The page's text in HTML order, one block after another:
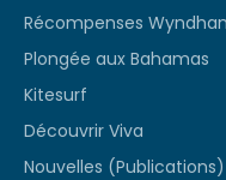
Récompenses
Plongée aux Bahamas
Kitesurf
Découvrir Viva
Nouvelles (Publications)